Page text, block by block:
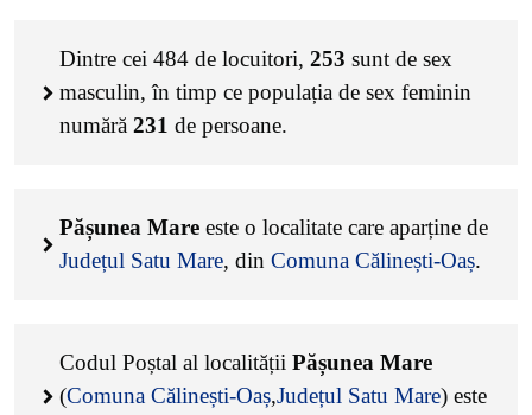
Dintre cei 484 de locuitori, 253 sunt de sex
masculin, în timp ce populația de sex feminin
numără 231 de persoane.
Pășunea Mare este o localitate care aparține de
Județul Satu Mare, din Comuna Călinești-Oaș.
Codul Poștal al localității Pășunea Mare
(Comuna Călinești-Oaș,Județul Satu Mare) este